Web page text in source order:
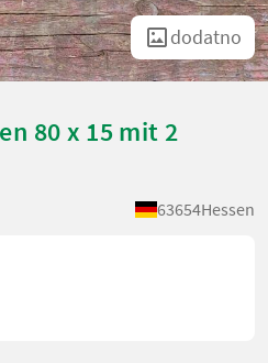
dodatno
80 x 15 mit 2
63654Hessen